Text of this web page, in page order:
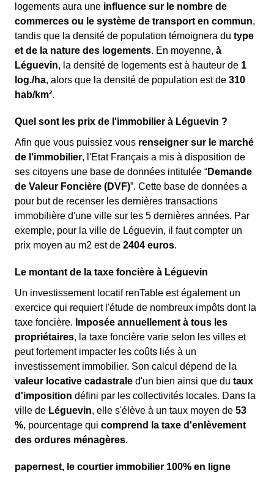
logements aura une influence sur le nombre de
commerces ou le système de transport en commun,
tandis que la densité de population témoignera du type
et de la nature des logements. En moyenne, à
Léguevin, la densité de logements est à hauteur de 1
log./ha, alors que la densité de population est de 310
hab/km².
Quel sont les prix de l'immobilier à Léguevin ?
Afin que vous puissiez vous renseigner sur le marché
de l'immobilier, l'Etat Français a mis à disposition de
ses citoyens une base de données intitulée “Demande
de Valeur Foncière (DVF)”. Cette base de données a
pour but de recenser les dernières transactions
immobilière d'une ville sur les 5 dernières années. Par
exemple, pour la ville de Léguevin, il faut compter un
prix moyen au m2 est de 2404 euros.
Le montant de la taxe foncière à Léguevin
Un investissement locatif renTable est également un
exercice qui requiert l'étude de nombreux impôts dont la
taxe foncière. Imposée annuellement à tous les
propriétaires, la taxe foncière varie selon les villes et
peut fortement impacter les coûts liés à un
investissement immobilier. Son calcul dépend de la
valeur locative cadastrale d'un bien ainsi que du taux
d'imposition défini par les collectivités locales. Dans la
ville de Léguevin, elle s'élève à un taux moyen de 53
%, pourcentage qui comprend la taxe d'enlèvement
des ordures ménagères.
papernest, le courtier immobilier 100% en ligne